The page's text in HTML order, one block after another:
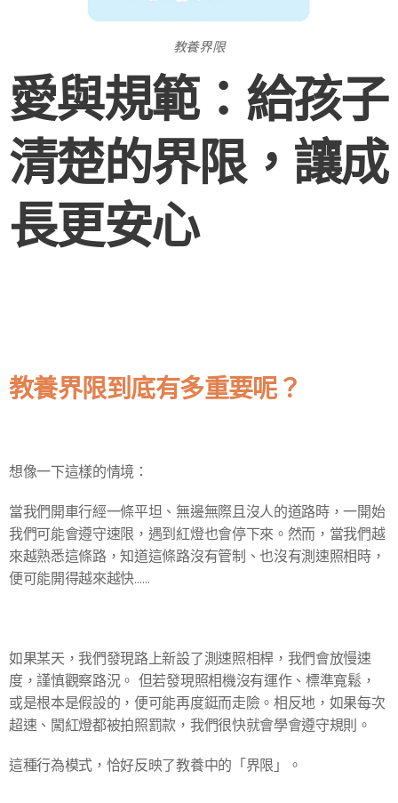
教養界限
愛與規範：給孩子
清楚的界限，讓成
長更安心
教養界限到底有多重要呢？
想像一下這樣的情境：
當我們開車行經一條平坦、無邊無際且沒人的道路時，一開始
我們可能會遵守速限，遇到紅燈也會停下來。然而，當我們越
來越熟悉這條路，知道這條路沒有管制、也沒有測速照相時，
便可能開得越來越快……
如果某天，我們發現路上新設了測速照相桿，我們會放慢速
度，謹慎觀察路況。 但若發現照相機沒有運作、標準寬鬆，
或是根本是假設的，便可能再度鋌而走險。相反地，如果每次
超速、闖紅燈都被拍照罰款，我們很快就會學會遵守規則。
這種行為模式，恰好反映了教養中的「界限」。